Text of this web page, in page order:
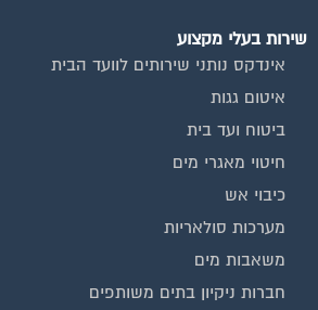
שירות בעלי מקצוע
אינדקס נותני שירותים לוועד הבית
איטום גגות
ביטוח ועד בית
חיטוי מאגרי מים
כיבוי אש
מערכות סולאריות
משאבות מים
חברות ניקיון בתים משותפים